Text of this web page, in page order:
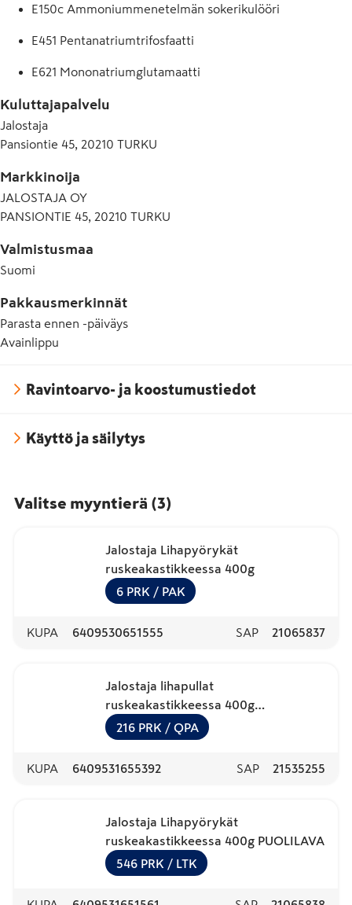
lihapullia 35 %(140 g).
E150c Ammoniummenetelmän sokerikulööri
E451 Pentanatriumtrifosfaatti
E621 Mononatriumglutamaatti
Kuluttajapalvelu
Jalostaja
Pansiontie 45, 20210 TURKU
Markkinoija
JALOSTAJA OY
PANSIONTIE 45, 20210 TURKU
Valmistusmaa
Suomi
Pakkausmerkinnät
Parasta ennen -päiväys
Avainlippu
Ravintoarvo- ja koostumustiedot
Käyttö ja säilytys
Valitse myyntierä (3)
Jalostaja Lihapyörykät
ruskeakastikkeessa 400g
6 PRK / PAK
KUPA 6409530651555 SAP 21065837
Jalostaja lihapullat
ruskeakastikkeessa 400g
VARTTILAVA
216 PRK / QPA
KUPA 6409531655392 SAP 21535255
Jalostaja Lihapyörykät
ruskeakastikkeessa 400g PUOLILAVA
546 PRK / LTK